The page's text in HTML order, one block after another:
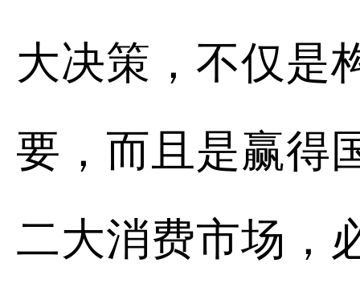
大决策，不仅是
要，而且是赢得
二大消费市场，